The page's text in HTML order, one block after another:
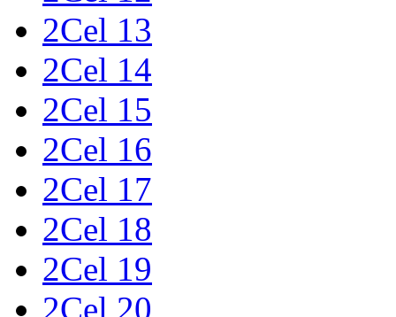
2Cel 13
2Cel 14
2Cel 15
2Cel 16
2Cel 17
2Cel 18
2Cel 19
2Cel 20